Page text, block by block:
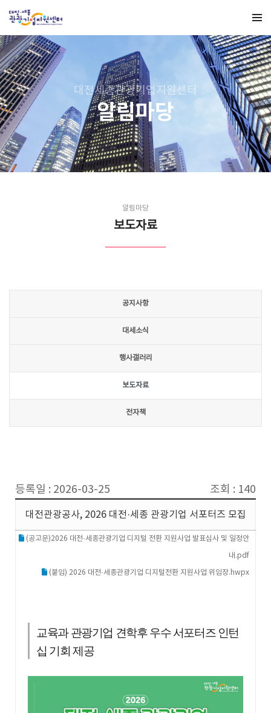
대전세종관광기업지원센터
알림마당
알림마당
보도자료
공지사항
대세소식
행사갤러리
보도자료
전자책
등록일 : 2026-03-25 조회 : 140
대전관광공사, 2026 대전·세종 관광기업 서포터즈 모집
(공고문)2026 대전·세종관광기업 디지털 전환 지원사업 발표심사 및 일정안
내.pdf
(붙임) 2026 대전·세종관광기업 디지털전환 지원사업 위임장.hwpx
교육과 관광기업 견학후 우수 서포터즈 인턴
십 기회 제공